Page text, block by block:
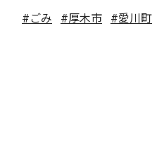
#ごみ #厚木市 #愛川町